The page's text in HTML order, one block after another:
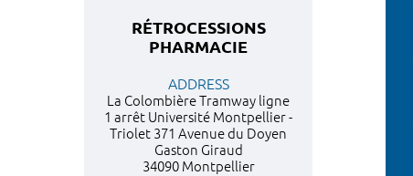
RÉTROCESSIONS
PHARMACIE
ADDRESS
La Colombière Tramway ligne
1 arrêt Université Montpellier -
Triolet 371 Avenue du Doyen
Gaston Giraud
34090 Montpellier